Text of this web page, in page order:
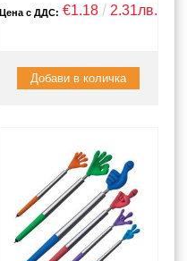
Цена с ДДС: €1.18 2.31лв.